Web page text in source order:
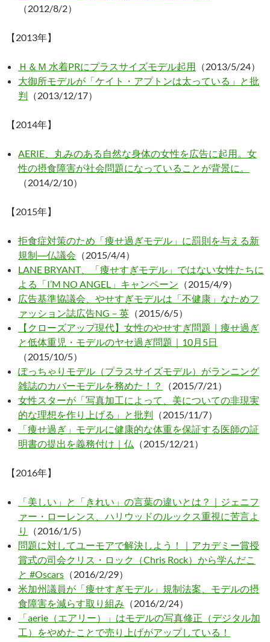
（2012/8/2）
【2013年】
Ｈ＆Ｍ 水着PRにプラスサイズモデル起用 （2013/5/24）
大御所モデルが「ケイト・アプトンは太っている」と批
判 （2013/12/17）
【2014年】
AERIE、丸みのある自然な身体の女性を広告に起用。女
性の摂食障害が社会問題になっていることが背景に。
（2014/2/10）
【2015年】
拒食症対策のため「痩せ過ぎモデル」に罰則を与える新
規制―仏議会 （2015/4/4）
LANE BRYANT、「痩せすぎモデル」ではない女性たちに
よる「I’M NO ANGEL」キャンペーン （2015/4/9）
広告基準協議会、やせすぎモデルは「不健康」なためフ
ァッション誌広告NG－英 （2015/6/5）
【クローズアップ現代】女性のやせすぎ問題｜痩せ過ぎ
と低体重児・モデルのヤセ過ぎ問題｜10月5日
（2015/10/5）
ぽっちゃりモデル（プラスサイズモデル）がランニング
雑誌のカバーモデルを務めた！？
（2015/7/21）
女性スターが「写真加工によって、美についての非現実
的な理想を作り上げる」と批判 （2015/11/7）
「痩せ過ぎ」モデルに健康的な体重を保証する医師の証
明書の提出を義務付け｜仏 （2015/12/21）
【2016年】
「美しい」と「きれい」の言葉の違いとは？｜ジェニフ
ァー・ローレンス、ハリウッドのルックス重視に苦言よ
り
（2016/1/5）
問題に対してユーモアで解決しよう！｜アカデミー賞授
賞式の司会クリス・ロック（Chris Rock）から学んだこ
と #Oscars （2016/2/29）
米加州議員が「痩せすぎモデル」規制法案、モデルの摂
食障害を減らす取り組み （2016/2/24）
「aerie（エアリー）」はモデルの写真修正（デジタル加
工）をやめたことで売り上げがアップしている！